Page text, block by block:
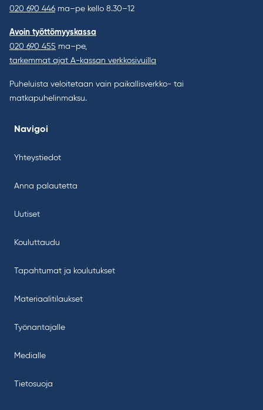
020 690 446 ma–pe kello 8.30–12
Avoin työttömyyskassa
020 690 455 ma–pe,
tarkemmat ajat A-kassan verkkosivuilla
Puheluista veloitetaan vain paikallisverkko- tai
matkapuhelinmaksu.
Navigoi
Yhteystiedot
Anna palautetta
Uutiset
Kouluttaudu
Tapahtumat ja koulutukset
Materiaalitilaukset
Työnantajalle
Medialle
Tietosuoja